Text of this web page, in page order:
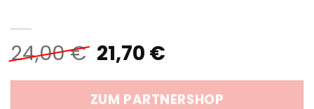
24,00€ Ursprünglicher
Preis
war:
21,70 €Aktueller
ist:
ZUM PARTNERSHOP